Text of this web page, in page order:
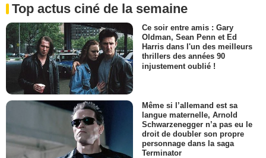
Top actus ciné de la semaine
Ce soir entre amis : Gary
Oldman, Sean Penn et Ed
Harris dans l'un des meilleurs
thrillers des années 90
injustement oublié !
Même si l’allemand est sa
langue maternelle, Arnold
Schwarzenegger n’a pas eu le
droit de doubler son propre
personnage dans la saga
Terminator